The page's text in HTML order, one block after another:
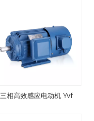
三相高效感应电动机 Yvf